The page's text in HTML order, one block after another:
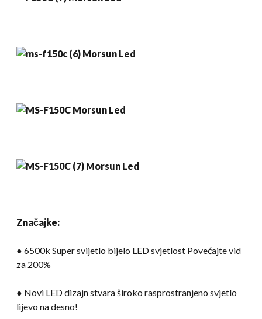
Značajke:
● 6500k Super svijetlo bijelo LED svjetlost Povećajte vid
za 200%
● Novi LED dizajn stvara široko rasprostranjeno svjetlo
lijevo na desno!